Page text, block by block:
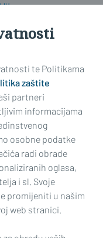
POSAVSKA ŽUPANIJA
škola provodit će
938 tisuća eura
privatnosti
Suradnici
te Politikama
zaštite
partneri
informacijama
osobne podatke
radi obrade
oglasa,
i sl. Svoje
promijeniti u našim
web stranici.